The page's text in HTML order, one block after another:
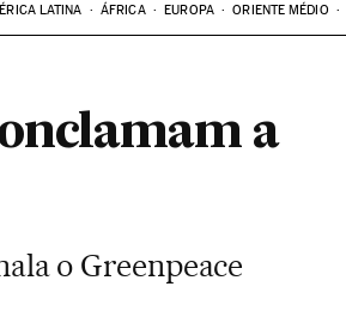
LATINA ÁFRICA EUROPA ORIENTE MÉDIO
a
o Greenpeace